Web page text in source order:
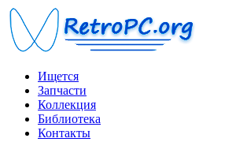
Ищется
Запчасти
Коллекция
Библиотека
Контакты